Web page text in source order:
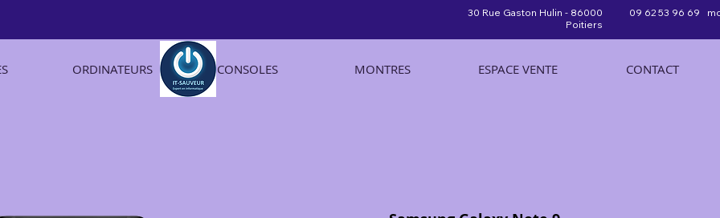
30 Rue Gaston Hulin - 86000
Poitiers
09 62 53 96 69
ORDINATEURS CONSOLES MONTRES ESPACE VENTE CONTACT